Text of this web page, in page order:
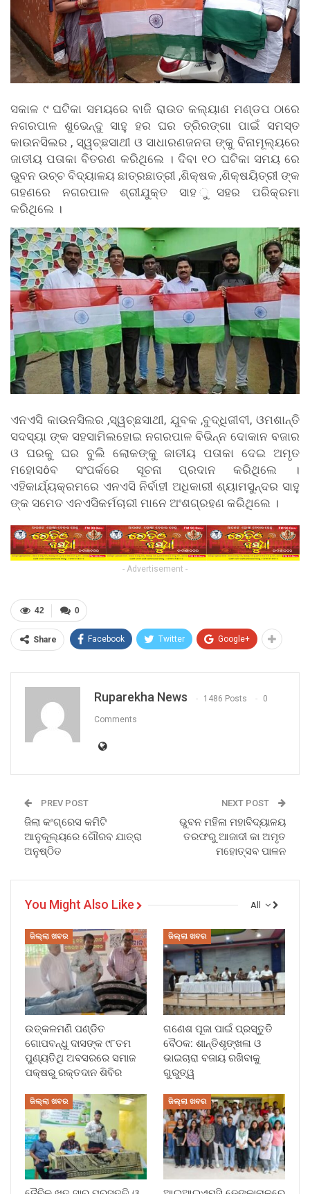
ସକାଳ ୯ ଘଟିକା ସମୟରେ ବାଜି ରାଉତ କଲ୍ୟାଣ ମଣ୍ଡପ ଠାରେ
ନଗରପାଳ ଶୁଭେନ୍ଦୁ ସାହୁ ହର ଘର ତ୍ରିରଙ୍ଗା ପାଇଁ ସମସ୍ତ
କାଉନସିଲର , ସ୍ୱଚ୍ଛସାଥୀ ଓ ସାଧାରଣଜନତା ଙ୍କୁ ବିନାମୂଲ୍ୟରେ
ଜାତୀୟ ପତାକା ବିତରଣ କରିଥିଲେ । ଦିବା ୧୦ ଘଟିକା ସମୟ ରେ
ଭୁବନ ଉଚ୍ଚ ବିଦ୍ୟାଳୟ ଛାତ୍ରଛାତ୍ରୀ ,ଶିକ୍ଷକ ,ଶିକ୍ଷୟିତ୍ରୀ ଙ୍କ
ଗହଣରେ ନଗରପାଳ ଶ୍ରୀଯୁକ୍ତ ସାହ ୁସହର ପରିକ୍ରମା
କରିଥିଲେ ।
ଏନଏସି କାଉନସିଲର ,ସ୍ୱଚ୍ଛସାଥୀ, ଯୁବକ ,ବୁଦ୍ଧିଜୀବୀ, ଓମଶାନ୍ତି
ସଦସ୍ୟା ଙ୍କ ସହସାମିଲହୋଇ ନଗରପାଳ ବିଭିନ୍ନ ଦୋକାନ ବଜାର
ଓ ଘରକୁ ଘର ବୁଲି ଲୋକଙ୍କୁ ଜାତୀୟ ପତାକା ଦେଇ ଅମୃତ
ମହୋସôବ ସଂପର୍କରେ ସୂଚନା ପ୍ରଦାନ କରିଥିଲେ ।
ଏହିକାର୍ଯ୍ୟକ୍ରମରେ ଏନଏସି ନିର୍ବାହୀ ଅଧିକାରୀ ଶ୍ୟାମସୁନ୍ଦର ସାହୁ
ଙ୍କ ସମେତ ଏନଏସିକର୍ମଚାରୀ ମାନେ ଅଂଶଗ୍ରହଣ କରିଥିଲେ ।
- Advertisement -
0
42
Share Facebook Twitter Google+
Ruparekha News 1486 Posts 0
Comments
PREV POST
ଜିଲା କଂଗ୍ରେସ କମିଟି
ଆନୁକୂଲ୍ୟରେ ଗୌରବ ଯାତ୍ରା
ଅନୁଷ୍ଠିତ
NEXT POST
ଭୁବନ ମହିଳା ମହାବିଦ୍ୟାଳୟ
ତରଫରୁ ଆଜାଦୀ କା ଅମୃତ
ମହୋତ୍ସବ ପାଳନ
All
You Might Also Like
ଜିଲ୍ଲା ଖବର
ଉତ୍କଳମଣି ପଣ୍ଡିତ
ଗୋପବନ୍ଧୁ ଦାସଙ୍କ ୯୮ତମ
ପୁଣ୍ୟତିଥି ଅବସରରେ ସମାଜ
ପକ୍ଷରୁ ରକ୍ତଦାନ ଶିବିର
ଜିଲ୍ଲା ଖବର
ଗଣେଶ ପୂଜା ପାଇଁ ପ୍ରସ୍ତୁତି
ବୈଠକ: ଶାନ୍ତିଶୃଙ୍ଖଳା ଓ
ଭାଇଚାରା ବଜାୟ ରଖିବାକୁ
ଗୁରୁତ୍ୱ
ଜିଲ୍ଲା ଖବର ଜିଲ୍ଲା ଖବର